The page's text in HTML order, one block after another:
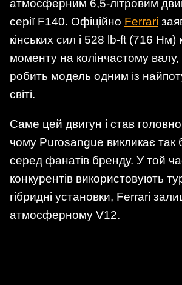
атмосферним 6,5-літровим
серії F140. Офіційно Ferrari
кінських сил і 528 lb-ft (716 Нм)
моменту на колінчастому
робить модель одним із
світі.
Саме цей двигун і став
чому Purosangue викликає так
серед фанатів бренду. У той
конкурентів використовують
гібридні установки, Ferrari
атмосферному V12.